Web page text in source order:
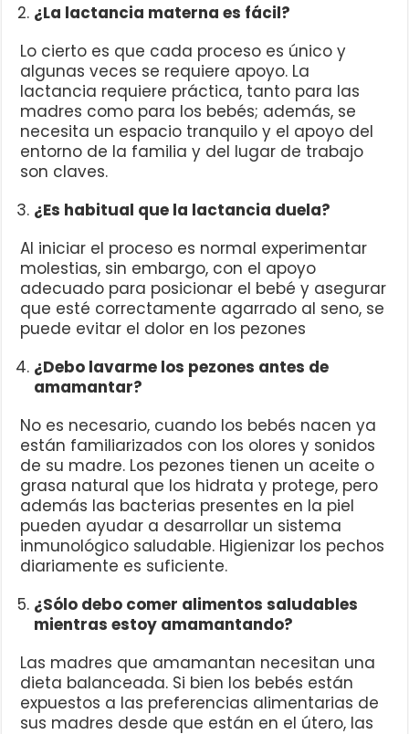
¿La lactancia materna es fácil?
Lo cierto es que cada proceso es único y
algunas veces se requiere apoyo. La
lactancia requiere práctica, tanto para las
madres como para los bebés; además, se
necesita un espacio tranquilo y el apoyo del
entorno de la familia y del lugar de trabajo
son claves.
¿Es habitual que la lactancia duela?
Al iniciar el proceso es normal experimentar
molestias, sin embargo, con el apoyo
adecuado para posicionar el bebé y asegurar
que esté correctamente agarrado al seno, se
puede evitar el dolor en los pezones
¿Debo lavarme los pezones antes de
amamantar?
No es necesario, cuando los bebés nacen ya
están familiarizados con los olores y sonidos
de su madre. Los pezones tienen un aceite o
grasa natural que los hidrata y protege, pero
además las bacterias presentes en la piel
pueden ayudar a desarrollar un sistema
inmunológico saludable. Higienizar los pechos
diariamente es suficiente.
¿Sólo debo comer alimentos saludables
mientras estoy amamantando?
Las madres que amamantan necesitan una
dieta balanceada. Si bien los bebés están
expuestos a las preferencias alimentarias de
sus madres desde que están en el útero, las